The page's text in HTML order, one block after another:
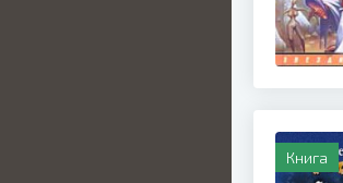
Книга